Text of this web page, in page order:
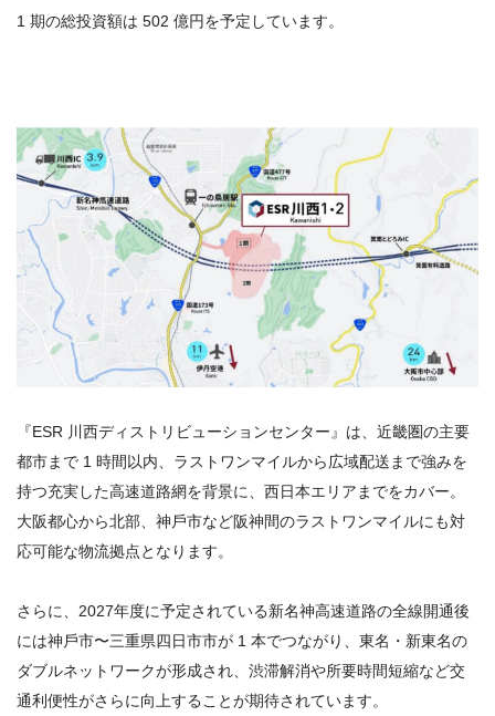
1 期の総投資額は 502 億円を予定しています。
『ESR 川⻄ディストリビューションセンター』は、近畿圏の主要
都市まで 1 時間以内、ラストワンマイルから広域配送まで強みを
持つ充実した⾼速道路網を背景に、⻄⽇本エリアまでをカバー。
⼤阪都心から北部、神⼾市など阪神間のラストワンマイルにも対
応可能な物流拠点となります。
さらに、2027年度に予定されている新名神⾼速道路の全線開通後
には神⼾市〜三重県四⽇市市が 1 本でつながり、東名・新東名の
ダブルネットワークが形成され、渋滞解消や所要時間短縮など交
通利便性がさらに向上することが期待されています。